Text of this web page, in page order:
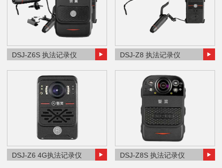
DSJ-Z6S 执法记录仪 DSJ-Z8 执法记录仪
DSJ-Z6 4G执法记录仪 DSJ-Z8S 执法记录仪